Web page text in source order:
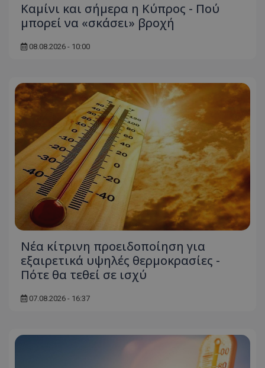
Καμίνι και σήμερα η Κύπρος - Πού
μπορεί να «σκάσει» βροχή
08.08.2026 - 10:00
Νέα κίτρινη προειδοποίηση για
εξαιρετικά υψηλές θερμοκρασίες -
Πότε θα τεθεί σε ισχύ
07.08.2026 - 16:37